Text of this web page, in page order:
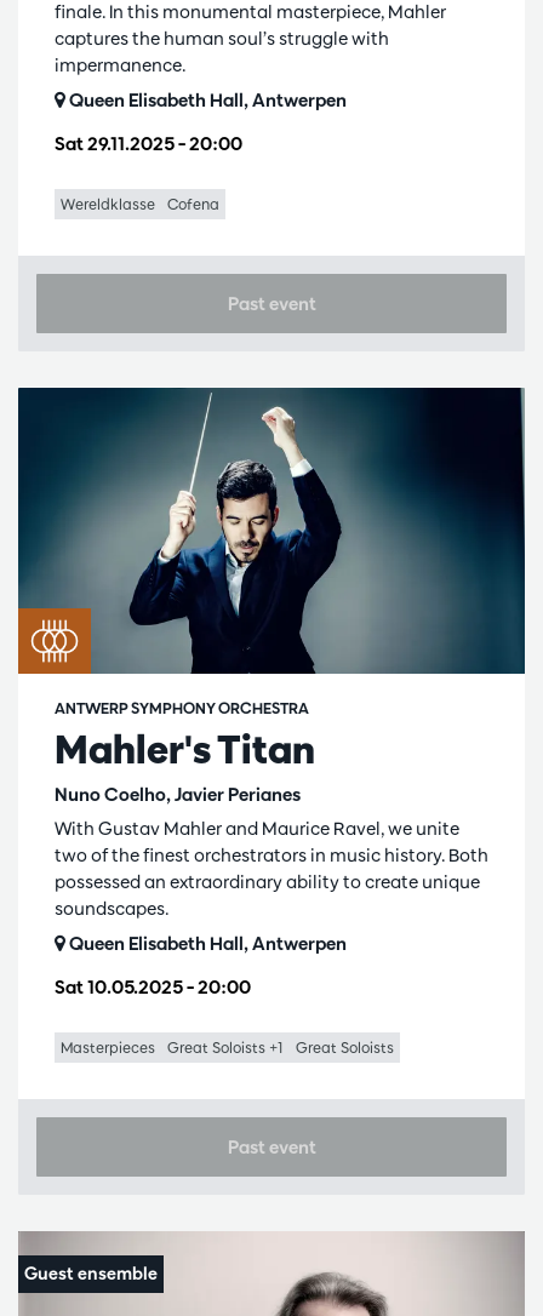
Sat 29.11.2025– 20:00
finale. In this monumental masterpiece, Mahler
captures the human soul’s struggle with
impermanence.
Queen Elisabeth Hall, Antwerpen
Wereldklasse Cofena
Past event
Mahler's Titan
Nuno Coelho, Javier Perianes
ANTWERP SYMPHONY ORCHESTRA
Sat 10.05.2025– 20:00
With Gustav Mahler and Maurice Ravel, we unite
two of the finest orchestrators in music history. Both
possessed an extraordinary ability to create unique
soundscapes.
Queen Elisabeth Hall, Antwerpen
Masterpieces Great Soloists +1 Great Soloists
Past event